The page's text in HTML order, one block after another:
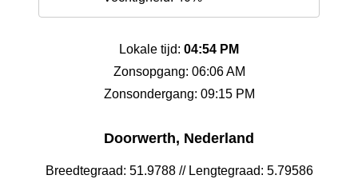
Lokale tijd: 04:54 PM
Zonsopgang: 06:06 AM
Zonsondergang: 09:15 PM
Doorwerth, Nederland
Breedtegraad: 51.9788 // Lengtegraad: 5.79586